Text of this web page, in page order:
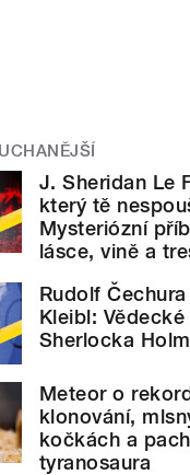
J. Sheridan Le
který tě
Mysteriózní
lásce, vině a
Rudolf
Kleibl:
Sherlocka
Meteor o
klonování,
kočkách a
tyranosaura